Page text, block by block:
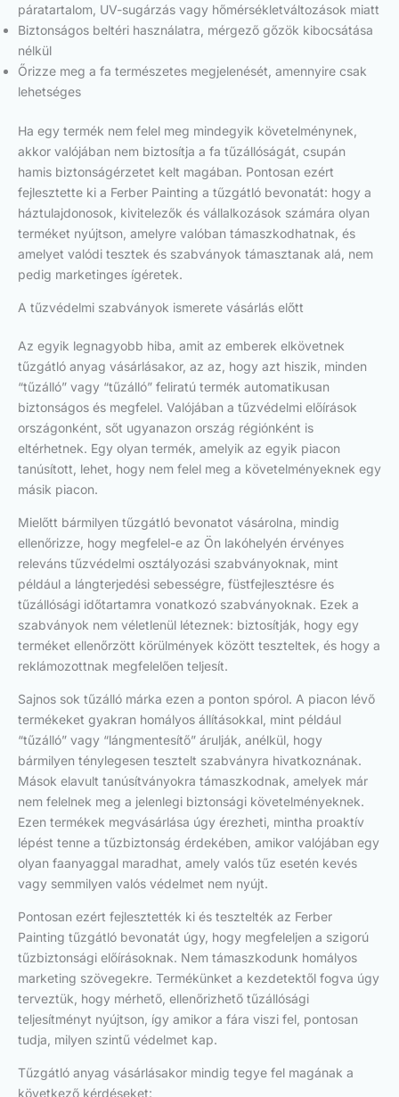
páratartalom, UV-sugárzás vagy hőmérsékletváltozások miatt
Biztonságos beltéri használatra, mérgező gőzök kibocsátása
nélkül
Őrizze meg a fa természetes megjelenését, amennyire csak
lehetséges
Ha egy termék nem felel meg mindegyik követelménynek,
akkor valójában nem biztosítja a fa tűzállóságát, csupán
hamis biztonságérzetet kelt magában. Pontosan ezért
fejlesztette ki a Ferber Painting a tűzgátló bevonatát: hogy a
háztulajdonosok, kivitelezők és vállalkozások számára olyan
terméket nyújtson, amelyre valóban támaszkodhatnak, és
amelyet valódi tesztek és szabványok támasztanak alá, nem
pedig marketinges ígéretek.
A tűzvédelmi szabványok ismerete vásárlás előtt
Az egyik legnagyobb hiba, amit az emberek elkövetnek
tűzgátló anyag vásárlásakor, az az, hogy azt hiszik, minden
“tűzálló” vagy “tűzálló” feliratú termék automatikusan
biztonságos és megfelel. Valójában a tűzvédelmi előírások
országonként, sőt ugyanazon ország régiónként is
eltérhetnek. Egy olyan termék, amelyik az egyik piacon
tanúsított, lehet, hogy nem felel meg a követelményeknek egy
másik piacon.
Mielőtt bármilyen tűzgátló bevonatot vásárolna, mindig
ellenőrizze, hogy megfelel-e az Ön lakóhelyén érvényes
releváns tűzvédelmi osztályozási szabványoknak, mint
például a lángterjedési sebességre, füstfejlesztésre és
tűzállósági időtartamra vonatkozó szabványoknak. Ezek a
szabványok nem véletlenül léteznek: biztosítják, hogy egy
terméket ellenőrzött körülmények között teszteltek, és hogy a
reklámozottnak megfelelően teljesít.
Sajnos sok tűzálló márka ezen a ponton spórol. A piacon lévő
termékeket gyakran homályos állításokkal, mint például
“tűzálló” vagy “lángmentesítő” árulják, anélkül, hogy
bármilyen ténylegesen tesztelt szabványra hivatkoznának.
Mások elavult tanúsítványokra támaszkodnak, amelyek már
nem felelnek meg a jelenlegi biztonsági követelményeknek.
Ezen termékek megvásárlása úgy érezheti, mintha proaktív
lépést tenne a tűzbiztonság érdekében, amikor valójában egy
olyan faanyaggal maradhat, amely valós tűz esetén kevés
vagy semmilyen valós védelmet nem nyújt.
Pontosan ezért fejlesztették ki és tesztelték az Ferber
Painting tűzgátló bevonatát úgy, hogy megfeleljen a szigorú
tűzbiztonsági előírásoknak. Nem támaszkodunk homályos
marketing szövegekre. Termékünket a kezdetektől fogva úgy
terveztük, hogy mérhető, ellenőrizhető tűzállósági
teljesítményt nyújtson, így amikor a fára viszi fel, pontosan
tudja, milyen szintű védelmet kap.
Tűzgátló anyag vásárlásakor mindig tegye fel magának a
következő kérdéseket: